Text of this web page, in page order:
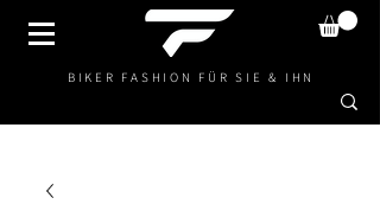
BIKER FASHION FÜR SIE & IHN